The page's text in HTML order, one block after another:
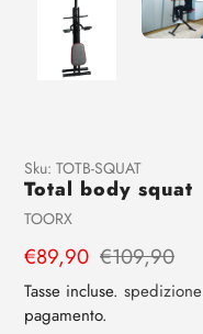
Aggiunta
di
prodotto
tuo
carrello
Sku: TOTB-SQUAT
Total body squat
Venditrice
TOORX
Prezzo
di
vendita
€89,90
Prezzo
regolare
€109,90
Tasse incluse. spedizione
pagamento.